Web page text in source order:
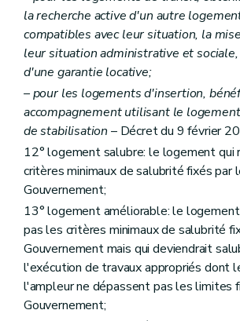
Art. 85
Art. 85bis
Titre IIIbis "De l'audit des acteurs locaux de la politique du
Art. 200/1
Titre IV Dispositions
Art. 200bis
Art. 200ter
Art. 201
Art. 202
Art. 202bis
Titre V Dispositions finales
Art. 203
Art. 204
Art. 205
Art. 205bis
Art. 206
Art. 207
Titre VI
"Disposition interprétative" (décret
Art. 208
Titre III Des acteurs de la politique
Chapitre premier
la recherche active d'un autre
compatibles avec leur situation, la
leur situation administrative et
d'une garantie locative;
– pour les logements d'insertion,
accompagnement utilisant le
de stabilisation – Décret du 9 février
12° logement salubre: le logement qui
critères minimaux de salubrité fixés par
Gouvernement;
13° logement améliorable: le
pas les critères minimaux de salubrité
Gouvernement mais qui deviendrait
l'exécution de travaux appropriés dont
l'ampleur ne dépassent pas les limites
Gouvernement;